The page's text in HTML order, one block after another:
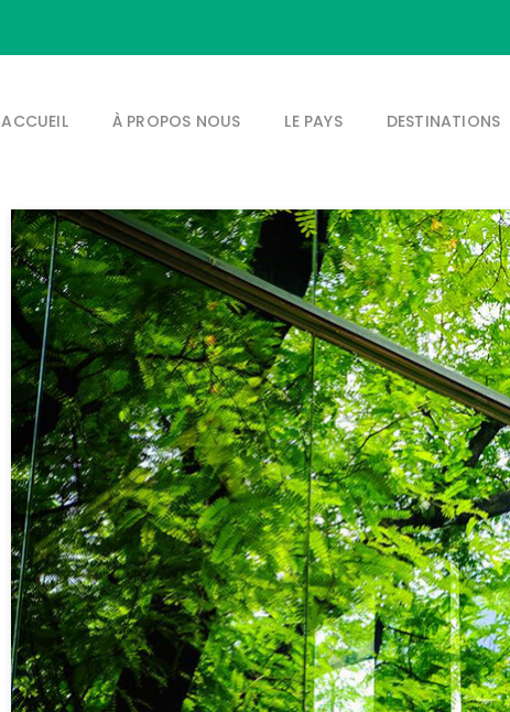
ACCUEIL À PROPOS NOUS LE PAYS DESTINATIONS